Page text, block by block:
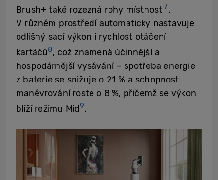
Brush+ také rozezná rohy místnosti7.
V různém prostředí automaticky nastavuje
odlišný sací výkon i rychlost otáčení
kartáčů8, což znamená účinnější a
hospodárnější vysávání – spotřeba energie
z baterie se snižuje o 21 % a schopnost
manévrování roste o 8 %, přičemž se výkon
blíží režimu Mid9.